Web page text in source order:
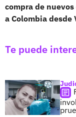
compra de
a Colombia desde
Te puede